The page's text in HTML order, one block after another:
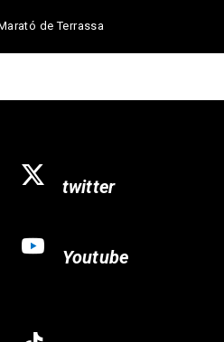
de Terrassa
twitter
Youtube